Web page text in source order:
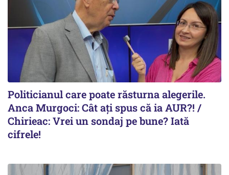
Politicianul care poate răsturna alegerile.
Anca Murgoci: Cât ați spus că ia AUR?! /
Chirieac: Vrei un sondaj pe bune? Iată
cifrele!